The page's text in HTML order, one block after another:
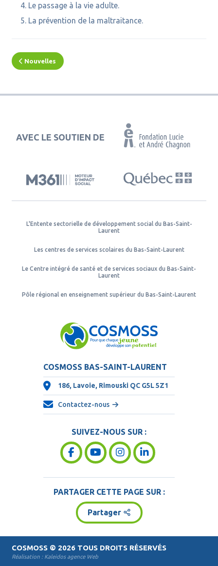
Le passage à la vie adulte.
La prévention de la maltraitance.
Nouvelles
AVEC LE SOUTIEN DE
L'Entente sectorielle de développement social du Bas-Saint-
Laurent
Les centres de services scolaires du Bas-Saint-Laurent
Le Centre intégré de santé et de services sociaux du Bas-Saint-
Laurent
Pôle régional en enseignement supérieur du Bas-Saint-Laurent
COSMOSS BAS-SAINT-LAURENT
186, Lavoie, Rimouski QC G5L 5Z1
Contactez-nous
SUIVEZ-NOUS SUR :
PARTAGER CETTE PAGE SUR :
Partager
COSMOSS© 2026 TOUS DROITS RÉSERVÉS
Réalisation : Kaleidos agence Web